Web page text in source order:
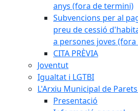
anys (fora de termini)
Subvencions per al
preu de cessió
a persones joves
CITA PRÈVIA
Joventut
Igualtat i LGTBI
L'Arxiu Municipal de
Presentació